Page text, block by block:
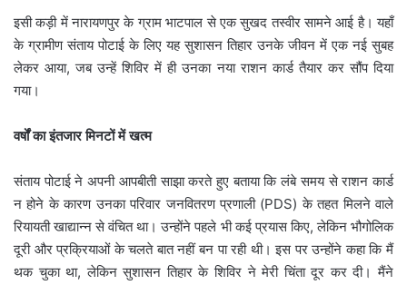
इसी कड़ी में नारायणपुर के ग्राम भाटपाल से एक सुखद तस्वीर सामने आई है। यहाँ
के ग्रामीण संताय पोटाई के लिए यह सुशासन तिहार उनके जीवन में एक नई सुबह
लेकर आया, जब उन्हें शिविर में ही उनका नया राशन कार्ड तैयार कर सौंप दिया
गया।
​वर्षों का इंतजार मिनटों में खत्म
​संताय पोटाई ने अपनी आपबीती साझा करते हुए बताया कि लंबे समय से राशन कार्ड
न होने के कारण उनका परिवार जनवितरण प्रणाली (PDS) के तहत मिलने वाले
रियायती खाद्यान्न से वंचित था। उन्होंने पहले भी कई प्रयास किए, लेकिन भौगोलिक
दूरी और प्रक्रियाओं के चलते बात नहीं बन पा रही थी। इस पर उन्होंने कहा कि मैं
थक चुका था, लेकिन सुशासन तिहार के शिविर ने मेरी चिंता दूर कर दी। मैंने